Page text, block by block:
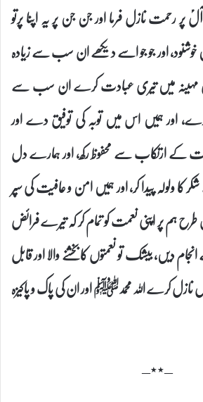
پر رحمت نازل فرما اور جن جن پر یہ اپنا پرتو
اور جو جو اسے دیکھے ان سب سے زیادہ
مہینہ میں تیری عبادت کرے ان سب سے
اور ہمیں اس میں توبہ کی توفیق دے اور
کے ارتکاب سے محفوظ رکھ، اور ہمارے دل
کا ولولہ پیدا کر، اور ہمیں امن و عافیت کی سپر
ہم پر اپنی نعمت کو تمام کر کہ تیرے فرائض
دیں، بیشک تو نعمتوں کا بخشنے والا اور قابل
کرے اللہ محمدﷺ اور ان کی پاک و پاکیزہ
–٭٭–